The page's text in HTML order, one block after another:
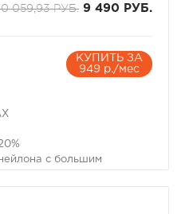
059,93 РУБ. 9 490 РУБ.
КУПИТЬ ЗА
949 р./мес
с большим
прослаблениях троса